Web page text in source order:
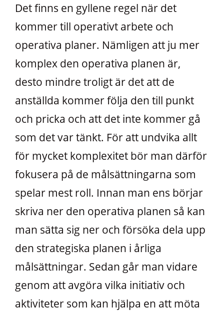
Det finns en gyllene regel när det
kommer till operativt arbete och
operativa planer. Nämligen att ju mer
komplex den operativa planen är,
desto mindre troligt är det att de
anställda kommer följa den till punkt
och pricka och att det inte kommer gå
som det var tänkt. För att undvika allt
för mycket komplexitet bör man därför
fokusera på de målsättningarna som
spelar mest roll. Innan man ens börjar
skriva ner den operativa planen så kan
man sätta sig ner och försöka dela upp
den strategiska planen i årliga
målsättningar. Sedan går man vidare
genom att avgöra vilka initiativ och
aktiviteter som kan hjälpa en att möta